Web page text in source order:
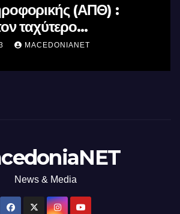
(ΑΠΘ) :
κόσμο με τη
News & Media